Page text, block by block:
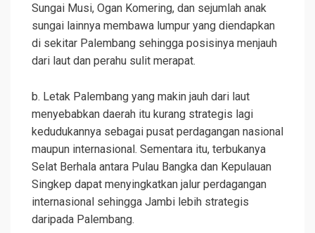
Sungai Musi, Ogan Komering, dan sejumlah anak
sungai lainnya membawa lumpur yang diendapkan
di sekitar Palembang sehingga posisinya menjauh
dari laut dan perahu sulit merapat.
b. Letak Palembang yang makin jauh dari laut
menyebabkan daerah itu kurang strategis lagi
kedudukannya sebagai pusat perdagangan nasional
maupun internasional. Sementara itu, terbukanya
Selat Berhala antara Pulau Bangka dan Kepulauan
Singkep dapat menyingkatkan jalur perdagangan
internasional sehingga Jambi lebih strategis
daripada Palembang.